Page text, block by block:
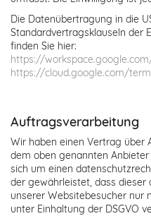
Die Datenübertragung in die
Standardvertragsklauseln der
finden Sie hier:
https://
https://cloud.google.com/
Auftragsverarbeitung
Wir haben einen Vertrag über
dem oben genannten
sich um einen
der gewährleistet, dass dieser
unserer Websitebesucher nur
unter Einhaltung der DSGVO